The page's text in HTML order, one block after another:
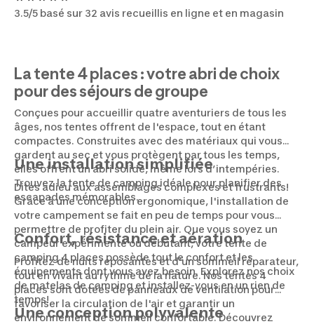
3.5/5 basé sur 32 avis recueillis en ligne et en magasin
La tente 4 places : votre abri de choix
pour des séjours de groupe
Conçues pour accueillir quatre aventuriers de tous les
âges, nos tentes offrent de l'espace, tout en étant
compactes. Construites avec des matériaux qui vous
gardent au sec et vous protègent par tous les temps,
elles offrent un abri solide, même lors d’intempéries.
Trouvez la tente de camping idéale pour planifier des
escapades mémorables.
Une installation simplifiée
Dites adieu aux assemblages complexes et frustrants!
Grâce à une conception ergonomique, l'installation de
votre campement se fait en peu de temps pour vous
permettre de profiter du plein air. Que vous soyez un
campeur expérimenté ou débutant, votre tente de
camping 4 places possède tout le confort et les
équipements dont vous avez besoin. Explorez nos choix
de matelas de camping et installez-vous en un rien de
temps!
Confort, résistance et aération
Profitez de nuits reposantes et d’un sommeil réparateur,
tout en vivant au rythme de la nature. Nos tentes 4
places sont dotées de panneaux de ventilation pour
favoriser la circulation de l'air et garantir un
environnement de sommeil confortable. Découvrez
Une conception polyvalente